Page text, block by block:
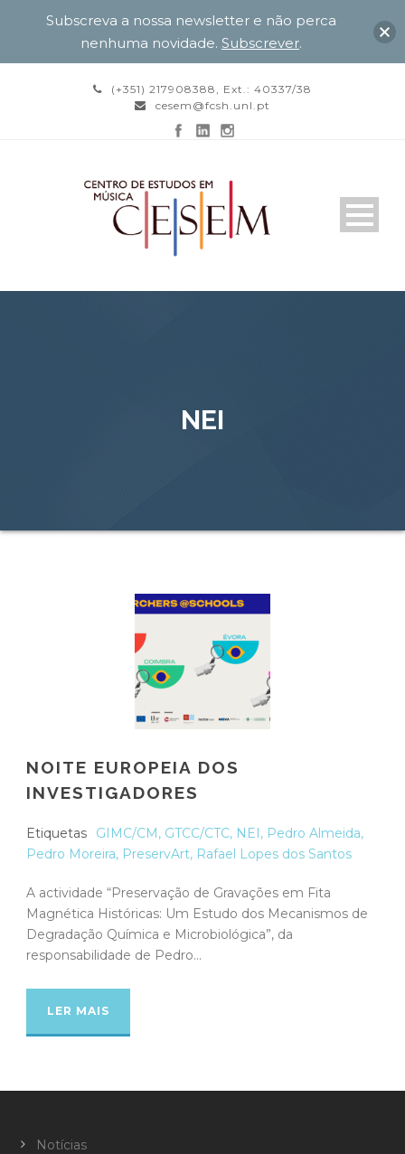
(+351) 217908388, Ext.: 40337/38
cesem@fcsh.unl.pt
NEI
NOITE EUROPEIA DOS
INVESTIGADORES
Etiquetas GIMC/CM, GTCC/CTC, NEI, Pedro Almeida,
Pedro Moreira, PreservArt, Rafael Lopes dos Santos
A actividade “Preservação de Gravações em Fita
Magnética Históricas: Um Estudo dos Mecanismos de
Degradação Química e Microbiológica”, da
responsabilidade de Pedro...
LER MAIS
Notícias
Subscreva a nossa newsletter e não perca
nenhuma novidade. Subscrever.